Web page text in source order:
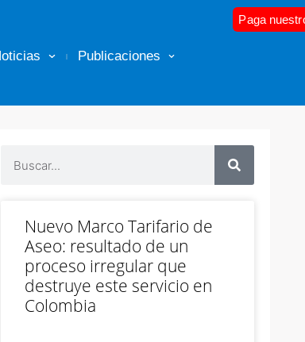
Publicaciones
Paga
Nuevo Marco Tarifario de
Aseo: resultado de un
proceso irregular que
destruye este servicio en
Colombia